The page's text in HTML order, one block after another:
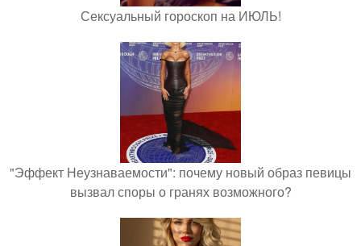
Сексуальный гороскоп на ИЮЛЬ!
"Эффект Неузнаваемости": почему новый образ певицы
вызвал споры о гранях возможного?